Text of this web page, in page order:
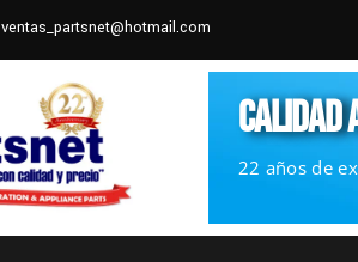
ventas_partsnet@hotmail.com
CALIDAD
22 años de